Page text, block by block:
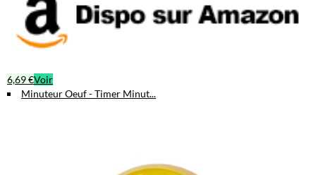
6,69 €Voir
Minuteur Oeuf - Timer Minut...